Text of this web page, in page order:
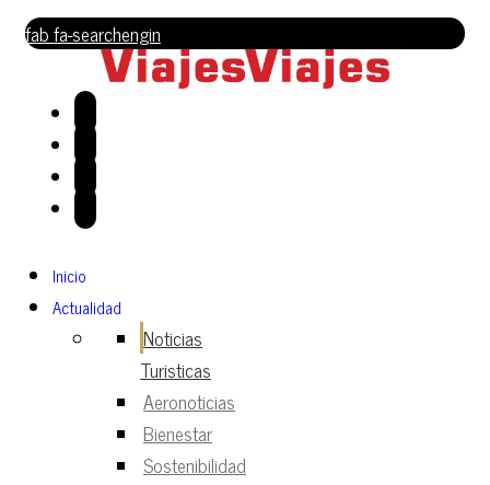
fab fa-searchengin
Inicio
Actualidad
Noticias
Turisticas
Aeronoticias
Bienestar
Sostenibilidad